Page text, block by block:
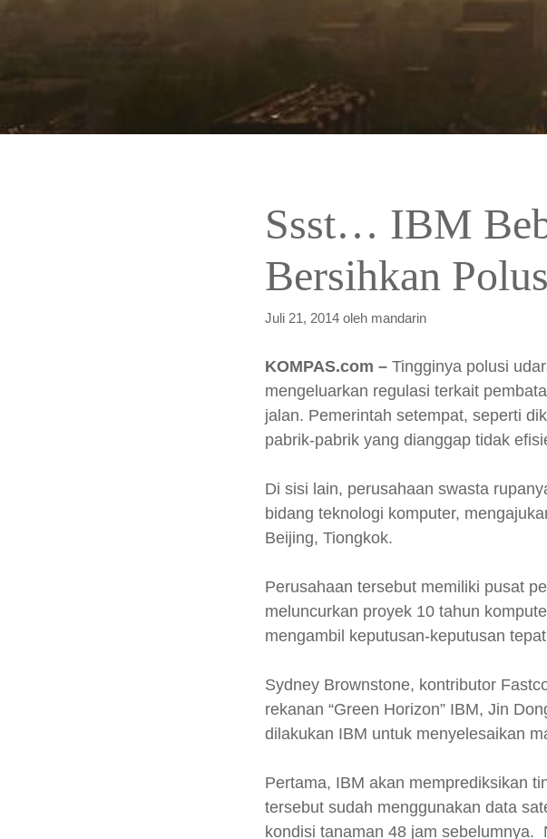
Ssst… IBM
Bersihkan
Juli 21, 2014 oleh mandarin
KOMPAS.com – Tingginya polusi
mengeluarkan regulasi terkait
jalan. Pemerintah setempat, seperti
pabrik-pabrik yang dianggap tidak
Di sisi lain, perusahaan swasta
bidang teknologi komputer,
Beijing, Tiongkok.
Perusahaan tersebut memiliki pusat
meluncurkan proyek 10 tahun
mengambil keputusan-keputusan
Sydney Brownstone, kontributor
rekanan “Green Horizon” IBM, Jin
dilakukan IBM untuk menyelesaikan
Pertama, IBM akan memprediksikan
tersebut sudah menggunakan data
kondisi tanaman 48 jam sebelumnya.